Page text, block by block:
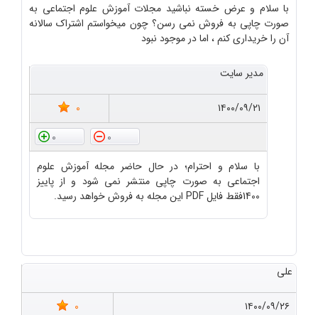
با سلام و عرض خسته نباشید مجلات آموزش علوم اجتماعی به
صورت چاپی به فروش نمی رسن؟ چون میخواستم اشتراک سالانه
آن را خریداری کنم ، اما در موجود نبود
مدیر سایت
۱۴۰۰/۰۹/۲۱
0
0
0
با سلام و احترام؛ در حال حاضر مجله آموزش علوم
اجتماعی به صورت چاپی منتشر نمی شود و از پاییز
1400فقط فایل PDF این مجله به فروش خواهد رسید.
علی
۱۴۰۰/۰۹/۲۶
0